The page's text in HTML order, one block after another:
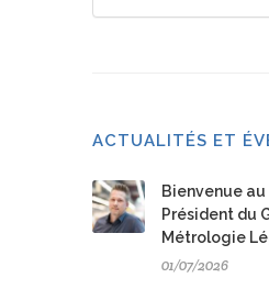
ACTUALITÉS ET
Bienvenue
Président du
Métrologie
01/07/2026